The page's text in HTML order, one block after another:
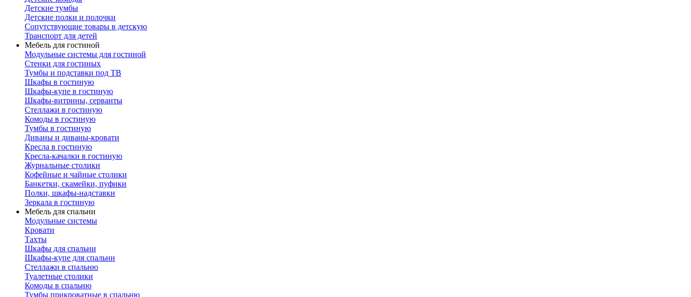
Детские тумбы
Детские полки и полочки
Сопутствующие товары в детскую
Транспорт для детей
Мебель для гостиной
Модульные системы для гостиной
Стенки для гостиных
Тумбы и подставки под ТВ
Шкафы в гостиную
Шкафы-купе в гостиную
Шкафы-витрины, серванты
Стеллажи в гостиную
Комоды в гостиную
Тумбы в гостиную
Диваны и диваны-кровати
Кресла в гостиную
Кресла-качалки в гостиную
Журнальные столики
Кофейные и чайные столики
Банкетки, скамейки, пуфики
Полки, шкафы-надставки
Зеркала в гостиную
Мебель для спальни
Модульные системы
Кровати
Тахты
Шкафы для спальни
Шкафы-купе для спальни
Стеллажи в спальню
Туалетные столики
Комоды в спальню
Тумбы прикроватные в спальню